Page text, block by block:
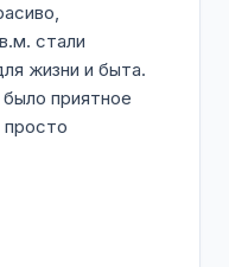
стали
жизни и быта.
приятное